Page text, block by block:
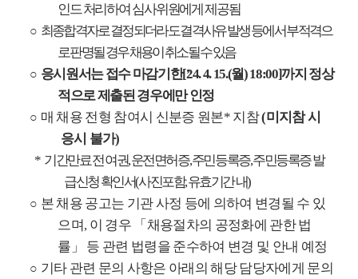
인드 처리하여 심사위원에게 제공됨
○ 최종합격자로 결정되더라도 결격사유 발생 등에서 부적격으
로 판명될 경우 채용이 취소될 수 있음
○ 응시원서는 접수 마감기한[24. 4. 15.(월) 18:00]까지 정상
적으로 제출된 경우에만 인정
○ 매 채용 전형 참여시 신분증 원본* 지참(미지참 시
응시 불가)
* 기간만료 전 여권,운전면허증,주민등록증,주민등록증 발
급신청 확인서(사진포함,유효기간 내)
○ 본 채용 공고는 기관 사정 등에 의하여 변경될 수 있
으며, 이 경우 「 채용절차의 공정화에 관한 법
률 」 등 관련 법령을 준수하여 변경 및 안내 예정
○ 기타 관련 문의 사항은 아래의 해당 담당자에게 문의